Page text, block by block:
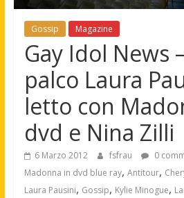
Gossip Magazine
Gay Idol News
palco Laura
letto con
dvd e Nina Zilli
6 Marzo 2012 fsfrau 0
Madonna in dvd blue ray, Antitour,
Laura Pausini, Gossip, Kylie Minogue,